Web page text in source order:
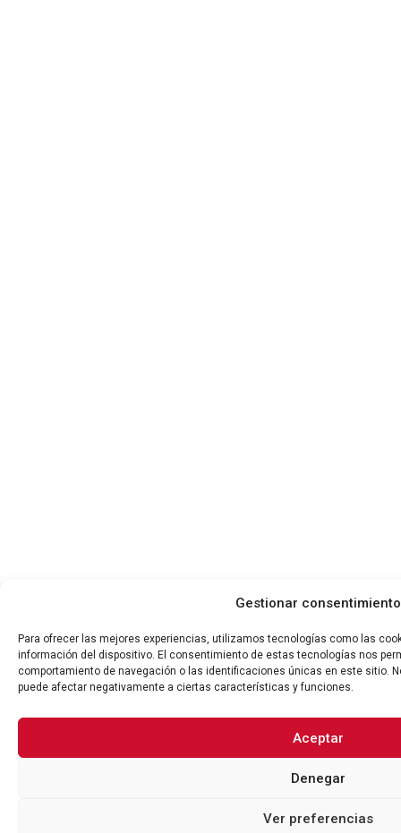
Gestionar consentimiento
Para ofrecer las mejores experiencias, utilizamos tecnologías como las
información del dispositivo. El consentimiento de estas tecnologías nos
comportamiento de navegación o las identificaciones únicas en este sitio.
puede afectar negativamente a ciertas características y funciones.
Aceptar
Denegar
Ver preferencias